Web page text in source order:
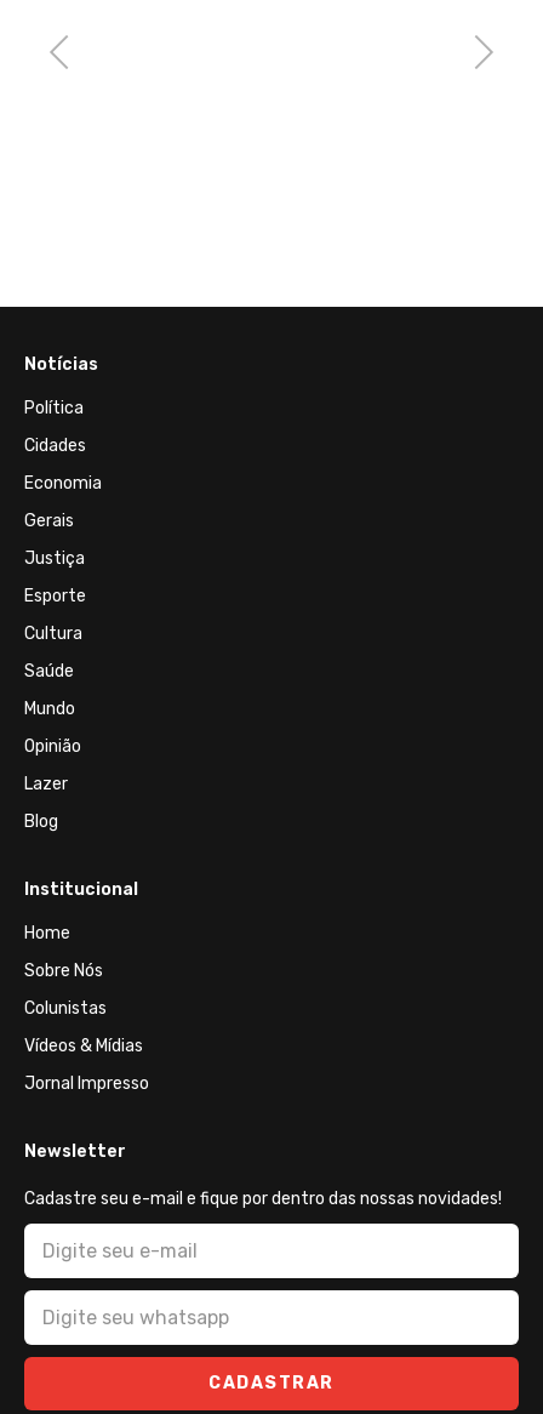
Previous Next
Notícias
Política
Cidades
Economia
Gerais
Justiça
Esporte
Cultura
Saúde
Mundo
Opinião
Lazer
Blog
Institucional
Home
Sobre Nós
Colunistas
Vídeos & Mídias
Jornal Impresso
Newsletter
Cadastre seu e-mail e fique por dentro das nossas novidades!
CADASTRAR